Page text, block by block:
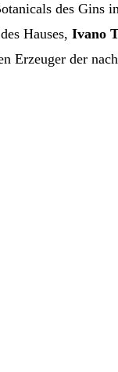
des Gins
Hauses, Ivano
Erzeuger der